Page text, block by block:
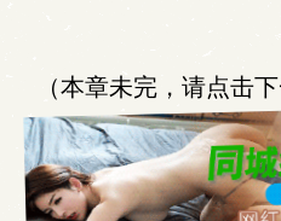
（本章未完，请点击下